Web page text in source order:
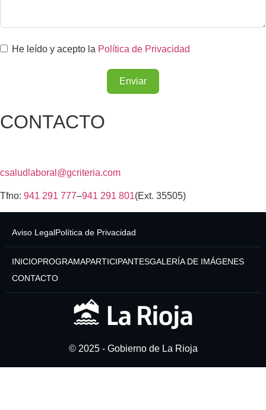
He leído y acepto la Política de Privacidad
Enviar
CONTACTO
csaludlaboral@gcriteria.com
Tfno: 941 291 777–941 291 801(Ext. 35505)
Aviso LegalPolítica de Privacidad
INICIOPROGRAMAPARTICIPANTESGALERÍA DE IMÁGENES
CONTACTO
© 2025 - Gobierno de La Rioja